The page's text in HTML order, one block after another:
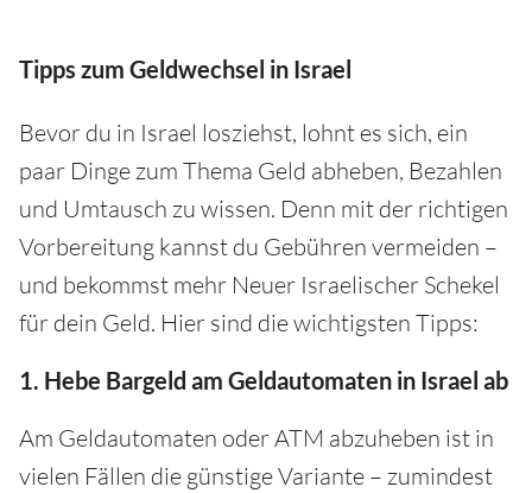
Tipps zum Geldwechsel in Israel
Bevor du in Israel losziehst, lohnt es sich, ein
paar Dinge zum Thema Geld abheben, Bezahlen
und Umtausch zu wissen. Denn mit der richtigen
Vorbereitung kannst du Gebühren vermeiden –
und bekommst mehr Neuer Israelischer Schekel
für dein Geld. Hier sind die wichtigsten Tipps:
1. Hebe Bargeld am Geldautomaten in Israel ab
Am Geldautomaten oder ATM abzuheben ist in
vielen Fällen die günstige Variante – zumindest